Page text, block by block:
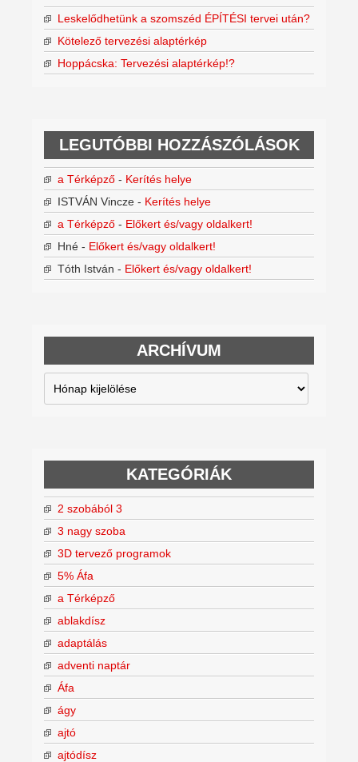
Leskelődhetünk a szomszéd ÉPÍTÉSI tervei után?
Kötelező tervezési alaptérkép
Hoppácska: Tervezési alaptérkép!?
LEGUTÓBBI HOZZÁSZÓLÁSOK
a Térképző - Kerítés helye
ISTVÁN Vincze - Kerítés helye
a Térképző - Előkert és/vagy oldalkert!
Hné - Előkert és/vagy oldalkert!
Tóth István - Előkert és/vagy oldalkert!
ARCHÍVUM
Archívum
KATEGÓRIÁK
2 szobából 3
3 nagy szoba
3D tervező programok
5% Áfa
a Térképző
ablakdísz
adaptálás
adventi naptár
Áfa
ágy
ajtó
ajtódísz